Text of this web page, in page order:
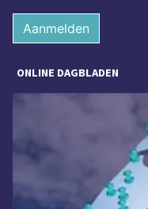
Aanmelden
ONLINE DAGBLADEN